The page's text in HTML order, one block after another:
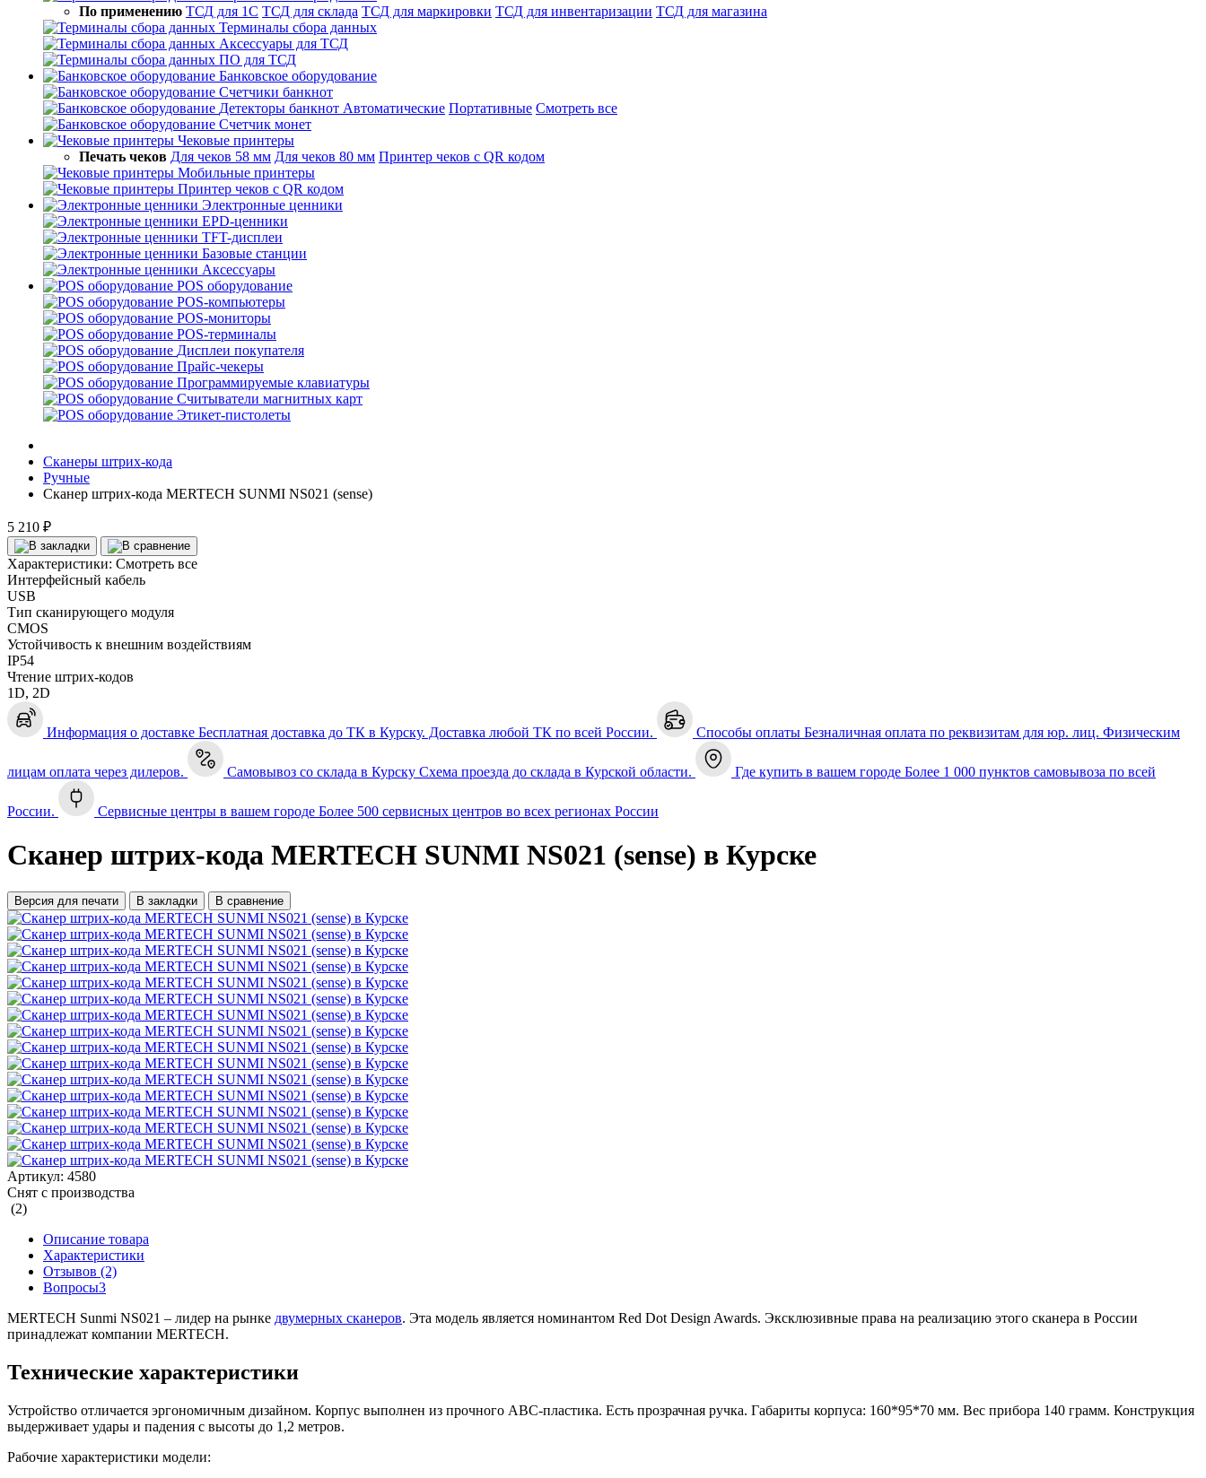
По применению ТСД для 1С ТСД для склада ТСД для маркировки ТСД для инвентаризации ТСД для магазина
Терминалы сбора данных
Аксессуары для ТСД
ПО для ТСД
Банковское оборудование
Счетчики банкнот
Детекторы банкнот Автоматические Портативные Смотреть все
Счетчик монет
Чековые принтеры
Печать чеков Для чеков 58 мм Для чеков 80 мм Принтер чеков с QR кодом
Мобильные принтеры
Принтер чеков с QR кодом
Электронные ценники
EPD-ценники
TFT-дисплеи
Базовые станции
Аксессуары
POS оборудование
POS-компьютеры
POS-мониторы
POS-терминалы
Дисплеи покупателя
Прайс-чекеры
Программируемые клавиатуры
Считыватели магнитных карт
Этикет-пистолеты
Сканеры штрих-кода
Ручные
Сканер штрих-кода MERTECH SUNMI NS021 (sense)
5 210 ₽
Характеристики: Смотреть все
Интерфейсный кабель
USB
Тип сканирующего модуля
CMOS
Устойчивость к внешним воздействиям
IP54
Чтение штрих-кодов
1D, 2D
Информация о доставке Бесплатная доставка до ТК в Курску. Доставка любой ТК по всей России. Способы оплаты Безналичная оплата по реквизитам для юр. лиц. Физическим
лицам оплата через дилеров. Самовывоз со склада в Курску Схема проезда до склада в Курской области. Где купить в вашем городе Более 1 000 пунктов самовывоза по всей
России. Сервисные центры в вашем городе Более 500 сервисных центров во всех регионах России
Сканер штрих-кода MERTECH SUNMI NS021 (sense) в Курске
Версия для печати В закладки В сравнение
Артикул: 4580
Снят с производства
(2)
Описание товара
Характеристики
Отзывов (2)
Вопросы3
MERTECH Sunmi NS021 – лидер на рынке двумерных сканеров. Эта модель является номинантом Red Dot Design Awards. Эксклюзивные права на реализацию этого сканера в России
принадлежат компании MERTECH.
Технические характеристики
Устройство отличается эргономичным дизайном. Корпус выполнен из прочного АВС-пластика. Есть прозрачная ручка. Габариты корпуса: 160*95*70 мм. Вес прибора 140 грамм. Конструкция
выдерживает удары и падения с высоты до 1,2 метров.
Рабочие характеристики модели: